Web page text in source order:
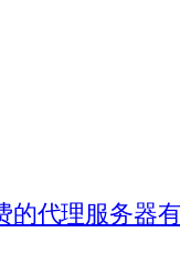
的代理服务器